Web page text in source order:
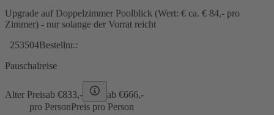
Upgrade auf Doppelzimmer Poolblick (Wert: € ca. € 84,- pro
Zimmer) - nur solange der Vorrat reicht
253504Bestellnr.:
Pauschalreise
Alter Preisab €833,- ab €666,-
pro PersonPreis pro Person